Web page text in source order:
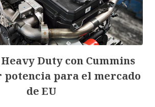
Heavy Duty con Cummins
potencia para el mercado
de EU